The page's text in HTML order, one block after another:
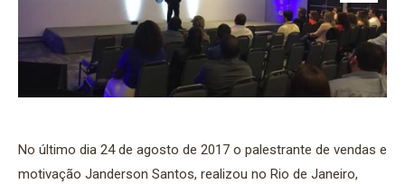
No último dia 24 de agosto de 2017 o palestrante de vendas e
motivação Janderson Santos, realizou no Rio de Janeiro,